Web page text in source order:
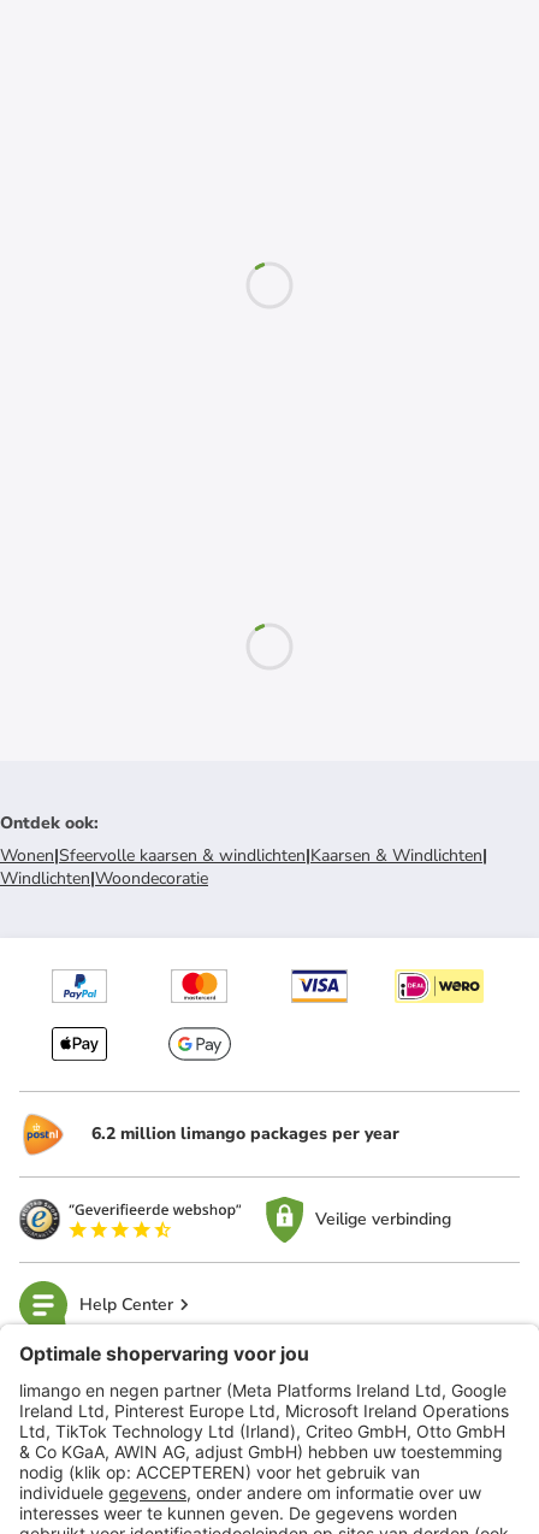
Ontdek ook:
Wonen|Sfeervolle kaarsen & windlichten|Kaarsen & Windlichten|
Windlichten|Woondecoratie
6.2 million limango packages per year
Veilige verbinding
Help Center
limango
Veilig winkelen
Klantenservice